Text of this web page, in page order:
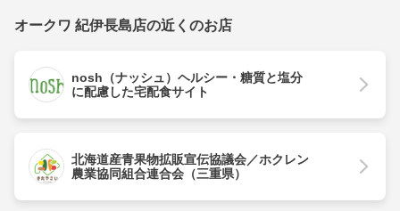
オークワ 紀伊長島店の近くのお店
nosh（ナッシュ）ヘルシー・糖質と塩分
に配慮した宅配食サイト
北海道産青果物拡販宣伝協議会／ホクレン
農業協同組合連合会（三重県）